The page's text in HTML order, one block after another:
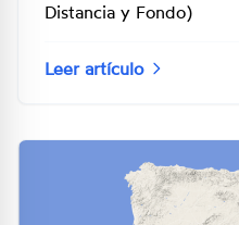
Distancia y Fondo)
Leer artículo